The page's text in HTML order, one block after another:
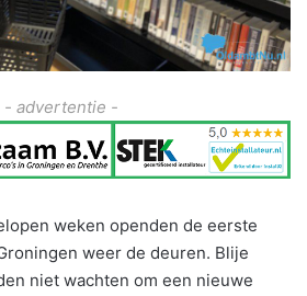
- advertentie -
weken openden de eerste
weer de deuren. Blije
niet wachten om een nieuwe